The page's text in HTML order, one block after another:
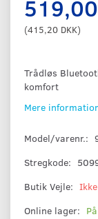
(415,20 DKK)
Trådløs
komfort
Mere
Model/varenr.:
Stregkode:
Butik Vejle:
Online lager: